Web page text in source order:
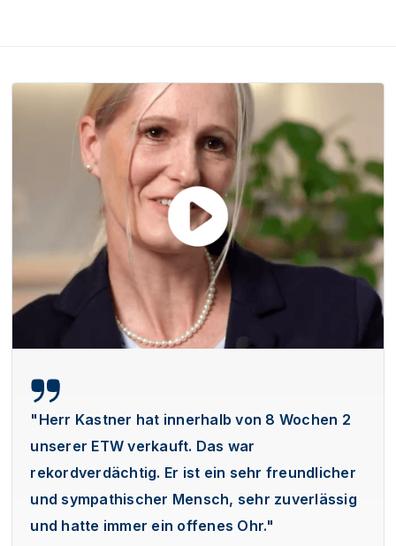
"Herr Kastner hat innerhalb von 8 Wochen 2
unserer ETW verkauft. Das war
rekordverdächtig. Er ist ein sehr freundlicher
und sympathischer Mensch, sehr zuverlässig
und hatte immer ein offenes Ohr."